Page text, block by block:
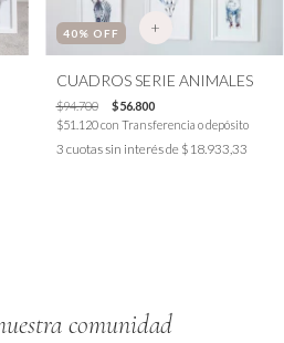
40% OFF +
CUADROS SERIE ANIMALES
$94.700
$56.800
$51.120con Transferencia o depósito
3 cuotas sin interés de $18.933,33
comunidad